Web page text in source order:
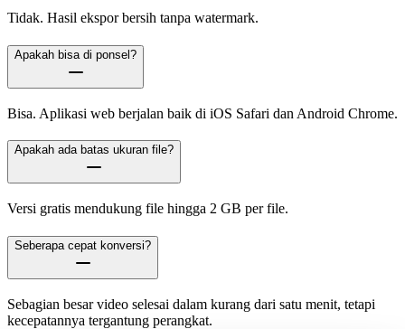
Tidak. Hasil ekspor bersih tanpa watermark.
Apakah bisa di ponsel?
Bisa. Aplikasi web berjalan baik di iOS Safari dan Android Chrome.
Apakah ada batas ukuran file?
Versi gratis mendukung file hingga 2 GB per file.
Seberapa cepat konversi?
Sebagian besar video selesai dalam kurang dari satu menit, tetapi
kecepatannya tergantung perangkat.